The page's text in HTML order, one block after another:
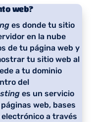
web?
es donde tu sitio
en la nube
de tu página web y
tu sitio web al
a tu dominio
del
es un servicio
web, bases
a través